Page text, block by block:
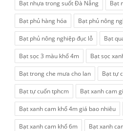
Bạt nhựa trong suốt Đà Nẵng Bạt
Bạt phủ hàng hóa Bạt phủ nông
Bạt phủ nông nghiệp đục lỗ Bạt
Bạt sọc 3 màu khổ 4m Bạt sọc
Bạt trong che mưa cho lan Bạt tự
Bạt tự cuốn tphcm Bạt xanh cam
Bạt xanh cam khổ 4m giá bao nhiêu
Bạt xanh cam khổ 6m Bạt xanh